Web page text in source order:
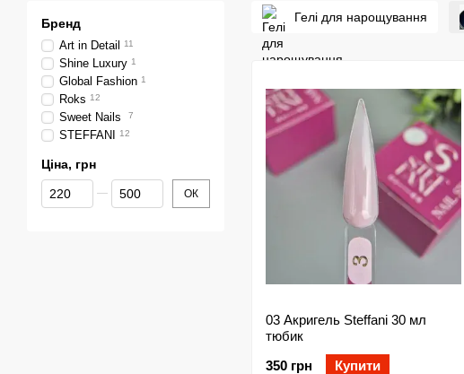
Гелі для нарощування
03 Акригель Steffani 30 мл
тюбик
350 грн
Купити
Бренд
Art in Detail 11
Shine Luxury 1
Global Fashion 1
Roks 12
Sweet Nails 7
STEFFANI 12
Ціна, грн
Від Ціна, грн
До Ціна, грн ОК